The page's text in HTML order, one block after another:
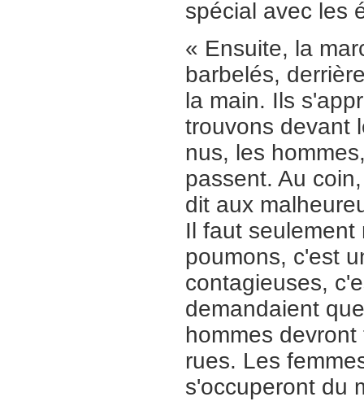
spécial avec les
« Ensuite, la
barbelés,
la main. Ils
trouvons devant
nus, les
passent. Au
dit aux
Il faut seulement
poumons, c'est
contagieuses,
demandaient
hommes
rues. Les
s'occuperont du